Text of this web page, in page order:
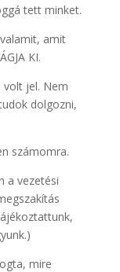
tett minket.
amit
KI.
volt jel. Nem
dolgozni,
számomra.
a vezetési
mire